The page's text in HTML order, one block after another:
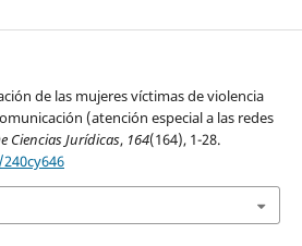
de las mujeres víctimas de violencia
(atención especial a las redes
Ciencias Jurídicas, 164(164), 1-28.